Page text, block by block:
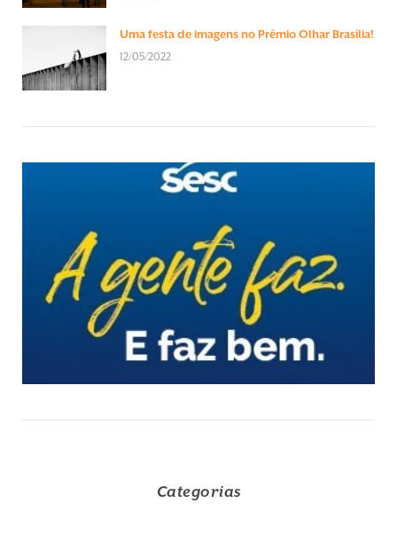
Uma festa de imagens no Prêmio Olhar Brasília!
12/05/2022
Categorias